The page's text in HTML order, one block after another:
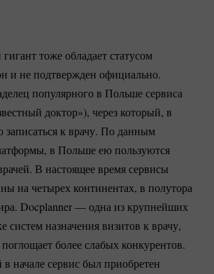
тоже обладает статусом
и не подтвержден официально.
популярного в Польше сервиса
доктор»), через который, в
записаться к врачу. По данным
в Польше ею пользуются
В настоящее время сервисы
на четырех континентах, в полутора
Docplanner — одна из крупнейших
назначения визитов к врачу,
более слабых конкурентов.
начале сервис был приобретен